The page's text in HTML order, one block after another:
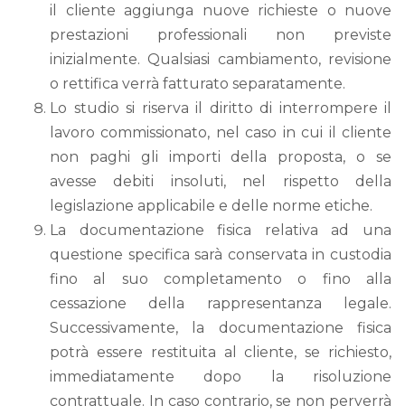
il cliente aggiunga nuove richieste o nuove
prestazioni professionali non previste
inizialmente. Qualsiasi cambiamento, revisione
o rettifica verrà fatturato separatamente.
Lo studio si riserva il diritto di interrompere il
lavoro commissionato, nel caso in cui il cliente
non paghi gli importi della proposta, o se
avesse debiti insoluti, nel rispetto della
legislazione applicabile e delle norme etiche.
La documentazione fisica relativa ad una
questione specifica sarà conservata in custodia
fino al suo completamento o fino alla
cessazione della rappresentanza legale.
Successivamente, la documentazione fisica
potrà essere restituita al cliente, se richiesto,
immediatamente dopo la risoluzione
contrattuale. In caso contrario, se non perverrà